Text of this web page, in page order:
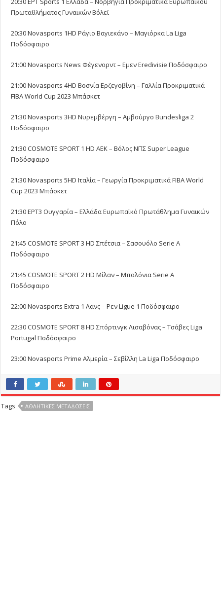
Πρωταθλήματος Γυναικών Βόλεϊ
20:30 Novasports 1HD Ράγιο Βαγιεκάνο – Μαγιόρκα La Liga
Ποδόσφαιρο
21:00 Novasports News Φέγενορντ – Εμεν Eredivisie Ποδόσφαιρο
21:00 Novasports 4HD Βοσνία Ερζεγοβίνη – Γαλλία Προκριματικά
FIBA World Cup 2023 Μπάσκετ
21:30 Novasports 3HD Νυρεμβέργη – Αμβούργο Bundesliga 2
Ποδόσφαιρο
21:30 COSMOTE SPORT 1 HD ΑΕΚ – Βόλος ΝΠΣ Super League
Ποδόσφαιρο
21:30 Novasports 5HD Ιταλία – Γεωργία Προκριματικά FIBA World
Cup 2023 Μπάσκετ
21:30 ΕΡΤ3 Ουγγαρία – Ελλάδα Ευρωπαϊκό Πρωτάθλημα Γυναικών
Πόλο
21:45 COSMOTE SPORT 3 HD Σπέτσια – Σασουόλο Serie A
Ποδόσφαιρο
21:45 COSMOTE SPORT 2 HD Μίλαν – Μπολόνια Serie A
Ποδόσφαιρο
22:00 Novasports Extra 1 Λανς – Ρεν Ligue 1 Ποδόσφαιρο
22:30 COSMOTE SPORT 8 HD Σπόρτινγκ Λισαβόνας – Τσάβες Liga
Portugal Ποδόσφαιρο
23:00 Novasports Prime Αλμερία – Σεβίλλη La Liga Ποδόσφαιρο
Tags ΑΘΛΗΤΙΚΕΣ ΜΕΤΑΔΟΣΕΙΣ